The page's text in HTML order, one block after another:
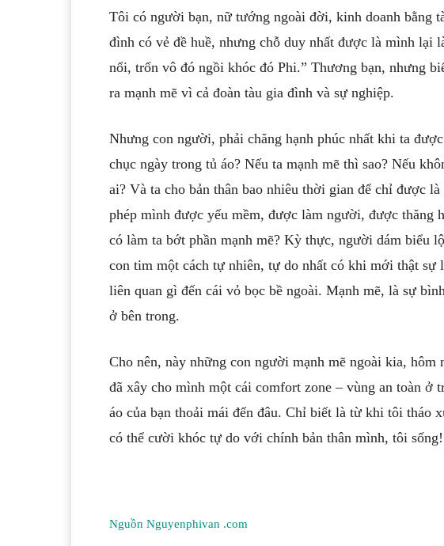
Tôi có người bạn, nữ tướng ngoài đời, kinh doanh bằng
đình có vẻ đề huề, nhưng chỗ duy nhất được là mình lại
nổi, trốn vô đó ngồi khóc đó Phi.” Thương bạn, nhưng
ra mạnh mẽ vì cả đoàn tàu gia đình và sự nghiệp.
Nhưng con người, phải chăng hạnh phúc nhất khi ta
chục ngày trong tủ áo? Nếu ta mạnh mẽ thì sao? Nếu
ai? Và ta cho bản thân bao nhiêu thời gian để chỉ được
phép mình được yếu mềm, được làm người, được thăng
có làm ta bớt phần mạnh mẽ? Kỳ thực, người dám biểu
con tim một cách tự nhiên, tự do nhất có khi mới thật sự
liên quan gì đến cái vỏ bọc bề ngoài. Mạnh mẽ, là sự
ở bên trong.
Cho nên, này những con người mạnh mẽ ngoài kia, hôm
đã xây cho mình một cái comfort zone – vùng an toàn ở
áo của bạn thoải mái đến đâu. Chỉ biết là từ khi tôi tháo
có thể cười khóc tự do với chính bản thân mình, tôi sống!
Nguồn Nguyenphivan .com